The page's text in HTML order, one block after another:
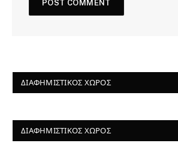
ΔΙΑΦΗΜΙΣΤΙΚΌΣ ΧΏΡΟΣ
ΔΙΑΦΗΜΙΣΤΙΚΌΣ ΧΏΡΟΣ